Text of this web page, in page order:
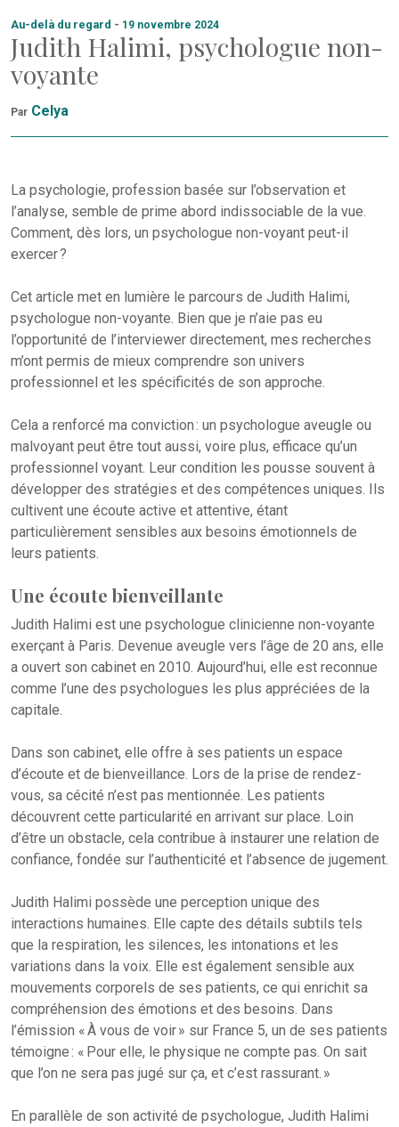
Au-delà du regard - 19 novembre 2024
Judith Halimi, psychologue non-
voyante
Par Celya
La psychologie, profession basée sur l’observation et
l’analyse, semble de prime abord indissociable de la vue.
Comment, dès lors, un psychologue non-voyant peut-il
exercer ?
Cet article met en lumière le parcours de Judith Halimi,
psychologue non-voyante. Bien que je n’aie pas eu
l’opportunité de l’interviewer directement, mes recherches
m’ont permis de mieux comprendre son univers
professionnel et les spécificités de son approche.
Cela a renforcé ma conviction : un psychologue aveugle ou
malvoyant peut être tout aussi, voire plus, efficace qu’un
professionnel voyant. Leur condition les pousse souvent à
développer des stratégies et des compétences uniques. Ils
cultivent une écoute active et attentive, étant
particulièrement sensibles aux besoins émotionnels de
leurs patients.
Une écoute bienveillante
Judith Halimi est une psychologue clinicienne non-voyante
exerçant à Paris. Devenue aveugle vers l’âge de 20 ans, elle
a ouvert son cabinet en 2010. Aujourd’hui, elle est reconnue
comme l’une des psychologues les plus appréciées de la
capitale.
Dans son cabinet, elle offre à ses patients un espace
d’écoute et de bienveillance. Lors de la prise de rendez-
vous, sa cécité n’est pas mentionnée. Les patients
découvrent cette particularité en arrivant sur place. Loin
d’être un obstacle, cela contribue à instaurer une relation de
confiance, fondée sur l’authenticité et l’absence de jugement.
Judith Halimi possède une perception unique des
interactions humaines. Elle capte des détails subtils tels
que la respiration, les silences, les intonations et les
variations dans la voix. Elle est également sensible aux
mouvements corporels de ses patients, ce qui enrichit sa
compréhension des émotions et des besoins. Dans
l’émission « À vous de voir » sur France 5, un de ses patients
témoigne : « Pour elle, le physique ne compte pas. On sait
que l’on ne sera pas jugé sur ça, et c’est rassurant. »
En parallèle de son activité de psychologue, Judith Halimi